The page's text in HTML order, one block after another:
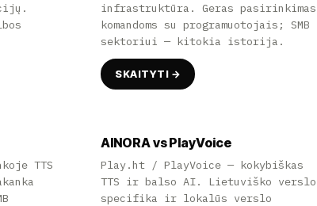
infrastruktūra. Geras pasirinkimas
komandoms su programuotojais; SMB
sektoriui — kitokia istorija.
SKAITYTI →
TTS
AINORA vs PlayVoice
Play.ht / PlayVoice — kokybiškas
TTS ir balso AI. Lietuviško verslo
specifika ir lokalūs verslo